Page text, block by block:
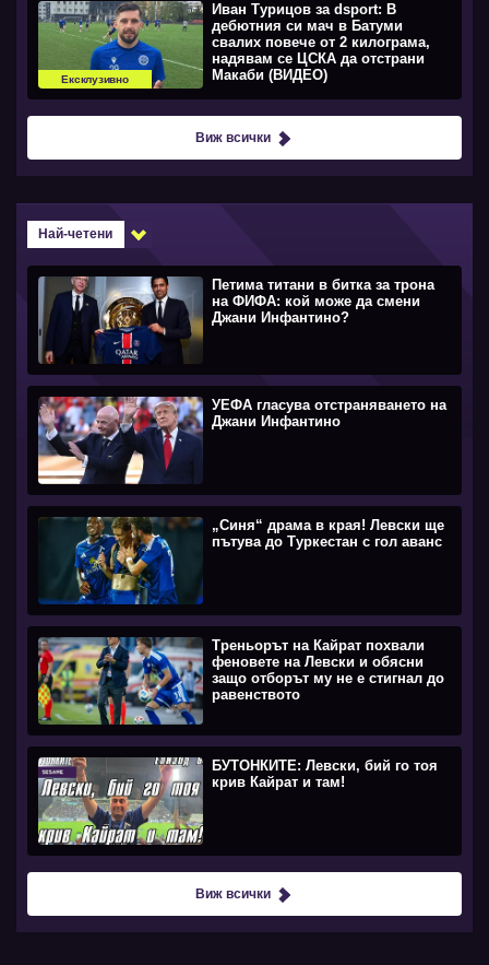
Ексклузивно
Иван Турицов за dsport: В
дебютния си мач в Батуми
свалих повече от 2 килограма,
надявам се ЦСКА да отстрани
Макаби (ВИДЕО)
Виж всички
Най-четени
Петима титани в битка за трона
на ФИФА: кой може да смени
Джани Инфантино?
УЕФА гласува отстраняването на
Джани Инфантино
„Синя“ драма в края! Левски ще
пътува до Туркестан с гол аванс
Треньорът на Кайрат похвали
феновете на Левски и обясни
защо отборът му не е стигнал до
равенството
БУТОНКИТЕ: Левски, бий го тоя
крив Кайрат и там!
Виж всички